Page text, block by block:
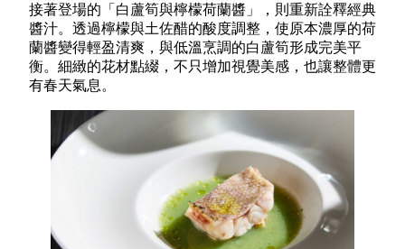
接著登場的「白蘆筍與檸檬荷蘭醬」，則重新詮釋經典
醬汁。透過檸檬與土佐醋的酸度調整，使原本濃厚的荷
蘭醬變得輕盈清爽，與低溫烹調的白蘆筍形成完美平
衡。細緻的花材點綴，不只增加視覺美感，也讓整體更
有春天氣息。